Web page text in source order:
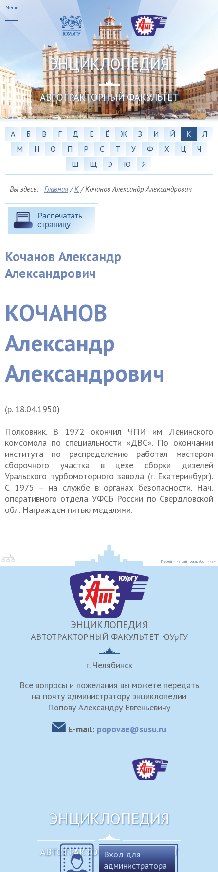
Меню
ЭНЦИКЛОПЕДИЯ
АВТОТРАКТОРНЫЙ ФАКУЛЬТЕТ
А Б В Г Д Е Ё Ж З И Й К
Л
М
Н О П Р С Т У Ф Х Ц
Ч
Ш
Щ Э Ю Я
Вы здесь: Главная / К / Кочанов Александр Александрович
Распечатать
страницу
Кочанов Александр
Александрович
КОЧАНОВ
Александр
Александрович
(р. 18.04.1950)
Полковник. В 1972 окончил ЧПИ им. Ленинского
комсомола по специальности «ДВС». По окончании
института по распределению работал мастером
сборочного участка в цехе сборки дизелей
Уральского турбомоторного завода (г. Екатеринбург).
С 1975 – на службе в органах безопасности. Нач.
оперативного отдела УФСБ России по Свердловской
обл. Награжден пятью медалями.
Перейти на сайт разработчика»
ЭНЦИКЛОПЕДИЯ
АВТОТРАКТОРНЫЙ ФАКУЛЬТЕТ ЮУрГУ
г. Челябинск
Все вопросы и пожелания вы можете передать
на почту администратору энциклопедии
Попову Александру Евгеньевичу
E-mail: popovae@susu.ru
ЭНЦИКЛОПЕДИЯ
АВТОТРАКТОРНЫЙ ФАКУЛЬТЕТ
Вход для
администратора